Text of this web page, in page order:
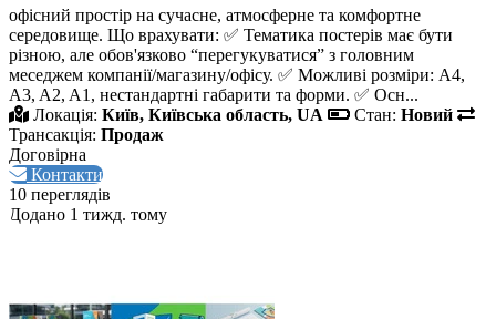
офісний простір на сучасне, атмосферне та комфортне
середовище. Що врахувати: ✅ Тематика постерів має бути
різною, але обов'язково “перегукуватися” з головним
меседжем компанії/магазину/офісу. ✅ Можливі розміри: A4,
A3, A2, A1, нестандартні габарити та форми. ✅ Осн...
Локація: Київ, Київська область, UA Стан: Новий
Трансакція: Продаж
Договірна
Контакти
10 переглядів
Додано 1 тижд. тому